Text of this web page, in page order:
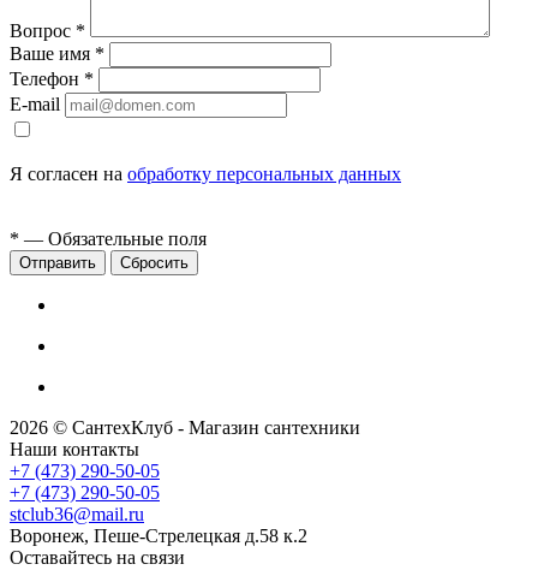
Вопрос *
Ваше имя *
Телефон *
E-mail
Я согласен на обработку персональных данных
* — Обязательные поля
Сбросить
2026 © СантехКлуб - Магазин сантехники
Наши контакты
+7 (473) 290-50-05
+7 (473) 290-50-05
stclub36@mail.ru
Воронеж, Пеше-Стрелецкая д.58 к.2
Оставайтесь на связи